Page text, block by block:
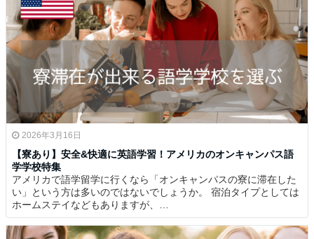
2026年3月16日
【寮あり】安全&快適に英語学習！アメリカのオンキャンパス語
学学校特集
アメリカで語学留学に行くなら「オンキャンパスの寮に滞在した
い」という方は多いのではないでしょうか。 宿泊タイプとしては
ホームステイなどもありますが、…